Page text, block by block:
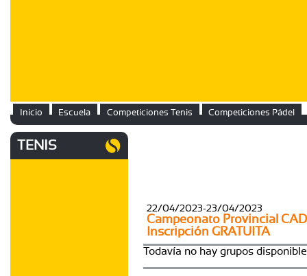
Inicio Escuela Competiciones Tenis Competiciones Pádel
TENIS
22/04/2023-23/04/2023
Campeonato Provincial
Inscripción GRATUITA
Todavía no hay grupos